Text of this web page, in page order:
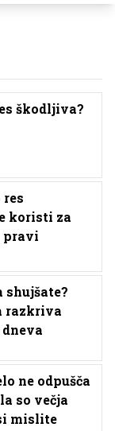
škodljiva?
koristi za
pravi
shujšate?
razkriva
ne odpušča
so večja
mislite